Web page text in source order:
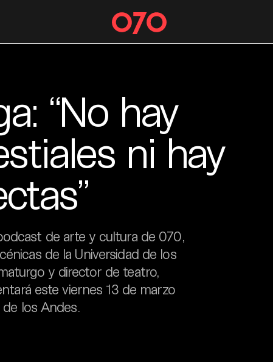
“No hay
ni hay
de arte y cultura de 070,
de la Universidad de los
y director de teatro,
este viernes 13 de marzo
los Andes.